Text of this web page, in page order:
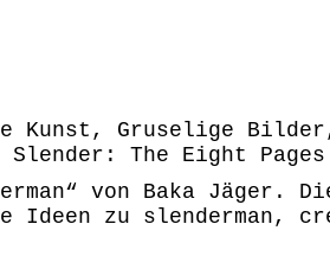
Kunst, Gruselige
The Eight
von Baka Jäger.
zu slenderman,